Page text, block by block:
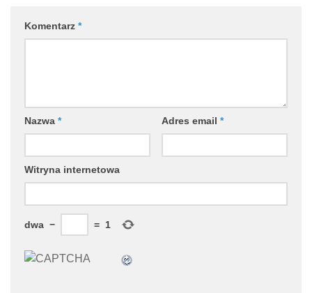
Komentarz *
Nazwa * Adres email *
Witryna internetowa
dwa − = 1